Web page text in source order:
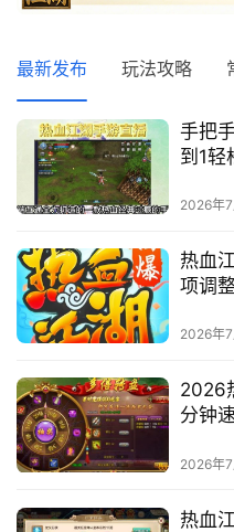
首
页
热
门
文
章
门
手
游
登录
最新发布 玩法攻略
手把
到1轻
2026年7
热血
项调
2026年7
2026
分钟
2026年7
热血